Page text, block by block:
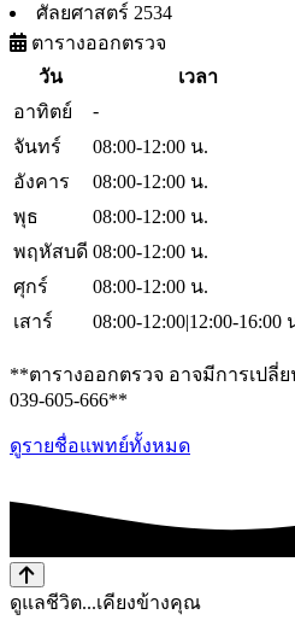
ศัลยศาสตร์ 2534
ตารางออกตรวจ
วัน
เวลา
อาทิตย์
-
จันทร์
08:00-12:00 น.
อังคาร
08:00-12:00 น.
พุธ
08:00-12:00 น.
พฤหัสบดี 08:00-12:00 น.
ศุกร์
08:00-12:00 น.
เสาร์
08:00-12:00|12:00-16:00
**ตารางออกตรวจ อาจมีการเปลี่
039-605-666**
ดูรายชื่อแพทย์ทั้งหมด
ดูแลชีวิต...เคียงข้างคุณ